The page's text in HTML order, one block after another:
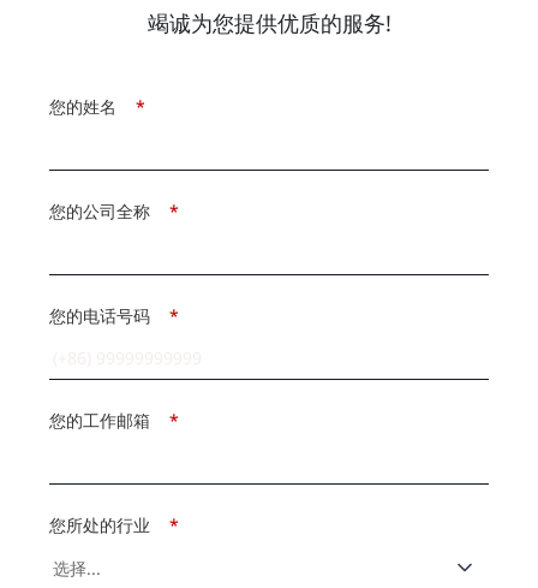
竭诚为您提供优质的服务!
*
您的姓名
*
您的公司全称
*
您的电话号码
*
您的工作邮箱
*
您所处的行业